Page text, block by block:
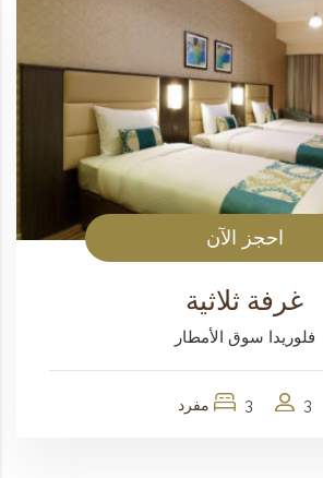
احجز الآن
غرفة ثلاثية
فلوريدا سوق الأمطار
3 3 مفرد